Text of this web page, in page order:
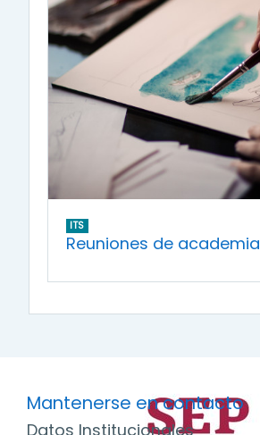
ITS
Reuniones de academia
Mantenerse en contacto
Datos Institucionales